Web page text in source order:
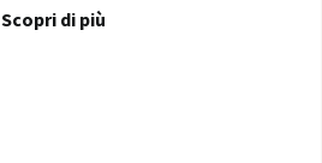
Scopri di più